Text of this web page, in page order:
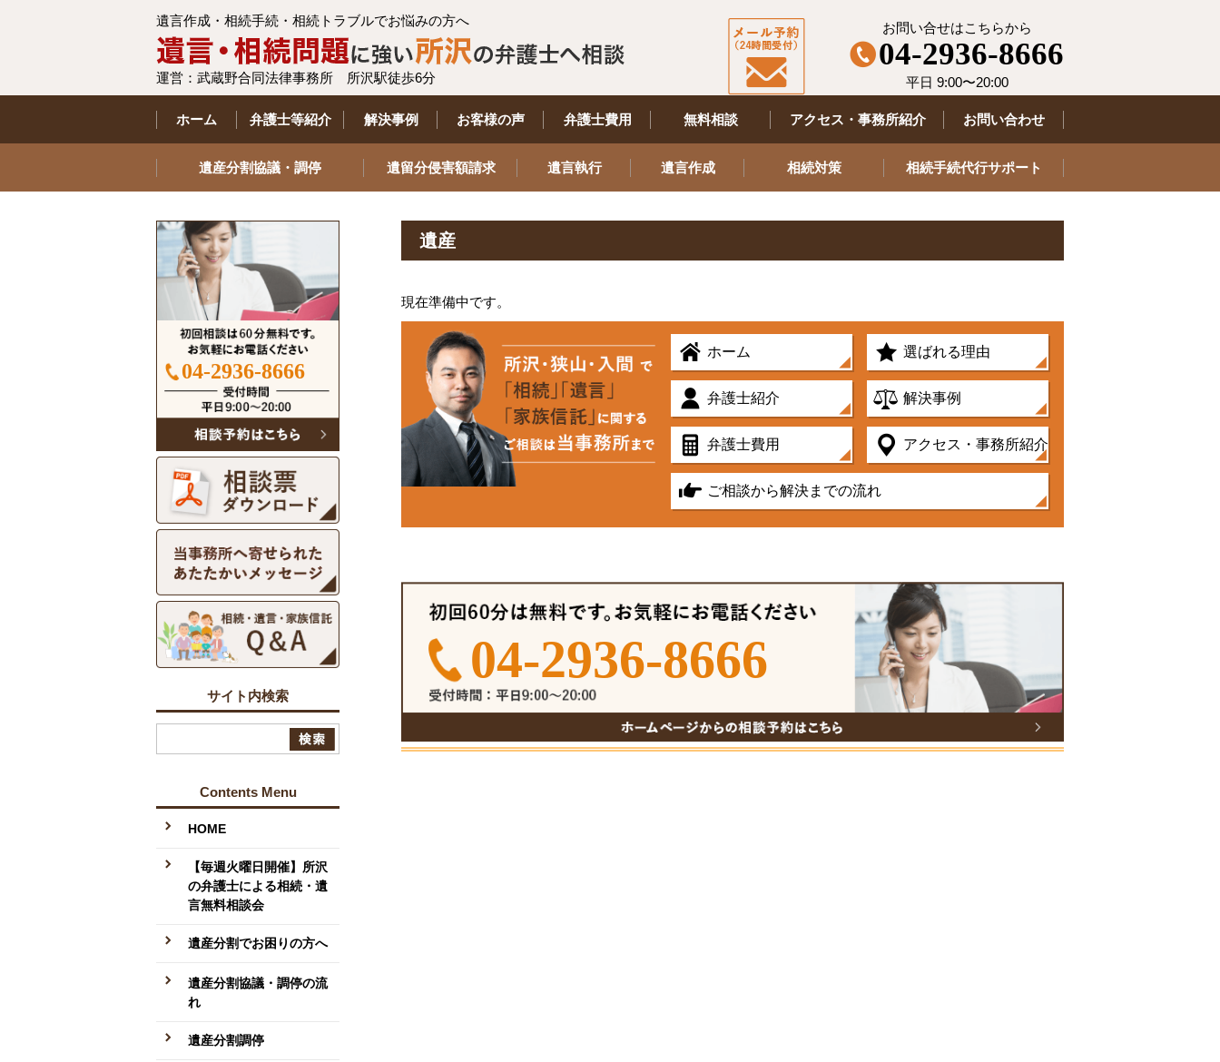
遺言作成・相続手続・相続トラブルでお悩みの方へ
運営：武蔵野合同法律事務所 所沢駅徒歩6分
お問い合せはこちらから
04-2936-8666
平日 9:00〜20:00
ホーム 弁護士等紹介 解決事例 お客様の声 弁護士費用 無料相談 アクセス・事務所紹介 お問い合わせ
遺産分割協議・調停 遺留分侵害額請求 遺言執行 遺言作成 相続対策 相続手続代行サポート
遺産
現在準備中です。
ホーム 選ばれる理由
弁護士紹介 解決事例
弁護士費用 アクセス・事務所紹介
ご相談から解決までの流れ
04-2936-8666
04-2936-8666
サイト内検索
Contents Menu
HOME
【毎週火曜日開催】所沢
の弁護士による相続・遺
言無料相談会
遺産分割でお困りの方へ
遺産分割協議・調停の流
れ
遺産分割調停